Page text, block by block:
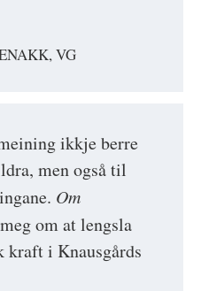
VG
ikkje berre
men også til
Om
om at lengsla
kraft i Knausgårds